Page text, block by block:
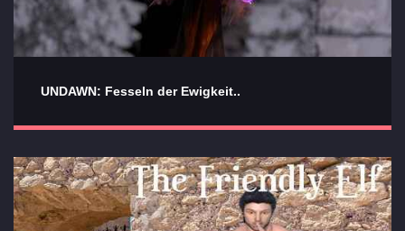
UNDAWN: Fesseln der Ewigkeit..